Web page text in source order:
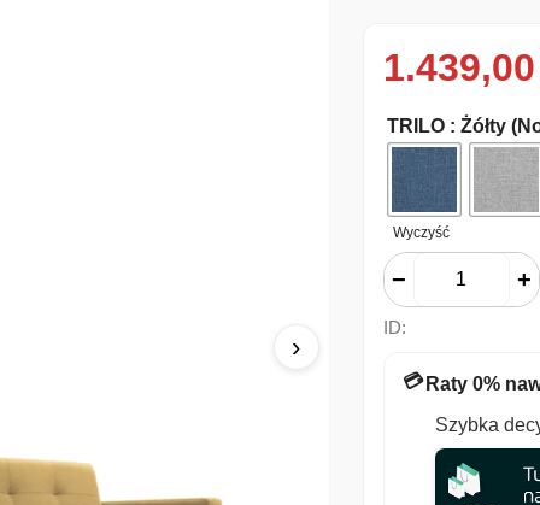
›
TRILO : Żółty
Wyczyść
− +
ID:
💳 Raty 0%
Szybka